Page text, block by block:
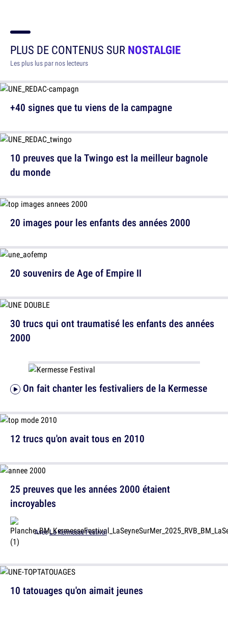
PLUS DE CONTENUS SURNOSTALGIE
Les plus lus par nos lecteurs
+40 signes que tu viens de la campagne
20 images pour les enfants des années 2000
30 trucs qui ont traumatisé les enfants des années
2000
12 trucs qu'on avait tous en 2010
25 preuves que les années 2000 étaient
incroyables
AvecLa Kermesse Festival
10 preuves que la Twingo est la meilleur bagnole
du monde
20 souvenirs de Age of Empire II
On fait chanter les festivaliers de la Kermesse
10 tatouages qu'on aimait jeunes